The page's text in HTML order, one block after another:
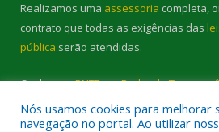
Realizamos uma assessoria completa,
contrato que todas as exigências das
pública serão atendidas.
Conheça oPNTPe oRadar da
Nós usamos cookies para melhorar
navegação no portal. Ao utilizar